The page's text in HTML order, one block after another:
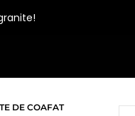
DE COAFAT